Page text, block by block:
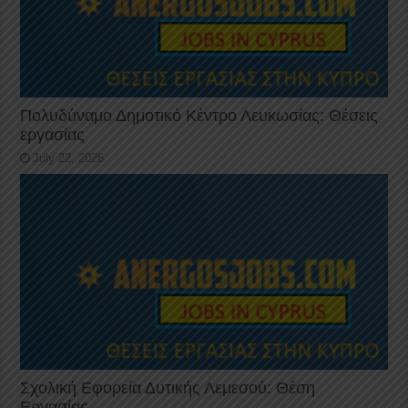
Πολυδύναμο Δημοτικό Κέντρο Λευκωσίας: Θέσεις
εργασίας
July 22, 2026
Σχολική Εφορεία Δυτικής Λεμεσού: Θέση